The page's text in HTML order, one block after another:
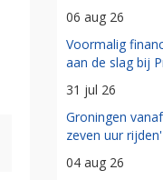
06 aug 26
Voormalig
aan de slag bij
31 jul 26
Groningen
zeven uur rijden'
04 aug 26